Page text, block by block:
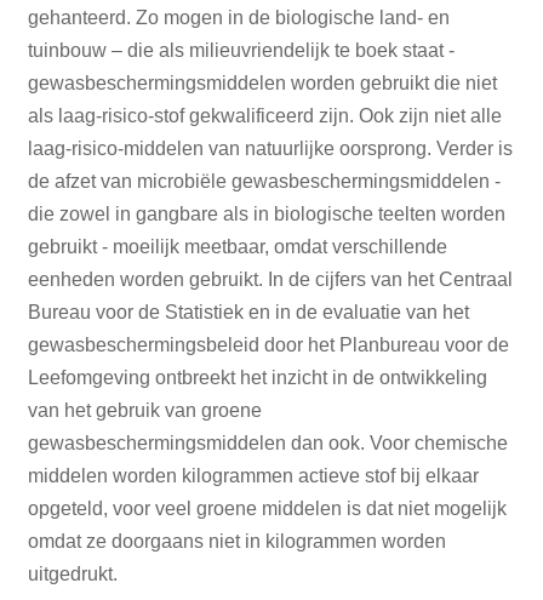
gehanteerd. Zo mogen in de biologische land- en
tuinbouw – die als milieuvriendelijk te boek staat -
gewasbeschermingsmiddelen worden gebruikt die niet
als laag-risico-stof gekwalificeerd zijn. Ook zijn niet alle
laag-risico-middelen van natuurlijke oorsprong. Verder is
de afzet van microbiële gewasbeschermingsmiddelen -
die zowel in gangbare als in biologische teelten worden
gebruikt - moeilijk meetbaar, omdat verschillende
eenheden worden gebruikt. In de cijfers van het Centraal
Bureau voor de Statistiek en in de evaluatie van het
gewasbeschermingsbeleid door het Planbureau voor de
Leefomgeving ontbreekt het inzicht in de ontwikkeling
van het gebruik van groene
gewasbeschermingsmiddelen dan ook. Voor chemische
middelen worden kilogrammen actieve stof bij elkaar
opgeteld, voor veel groene middelen is dat niet mogelijk
omdat ze doorgaans niet in kilogrammen worden
uitgedrukt.